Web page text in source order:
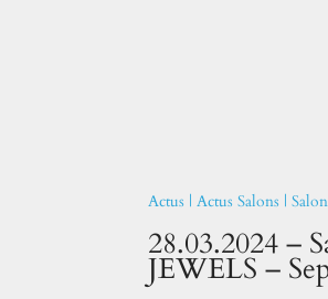
Actus |Actus Salons |
28.03.2024 –
JEWELS –